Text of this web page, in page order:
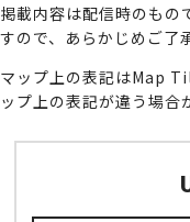
掲載内容は配信時のもの
すので、あらかじめご了
マップ上の表記はMap
ップ上の表記が違う場合